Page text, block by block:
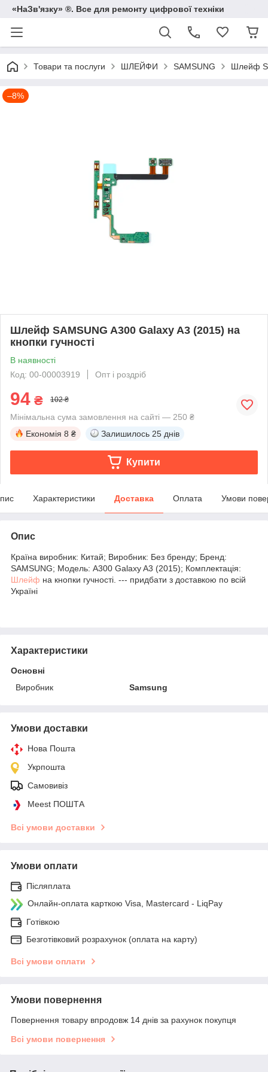
«НаЗв'язку» ®. Все для ремонту цифрової техніки
Товари та послуги ШЛЕЙФИ SAMSUNG Шлейф
–8%
Шлейф SAMSUNG A300 Galaxy A3 (2015) на
кнопки гучності
В наявності
Код: 00-00003919
Опт і роздріб
94 ₴ 102 ₴
Мінімальна сума замовлення на сайті — 250 ₴
Економія 8 ₴ Залишилось 25 днів
Купити
Характеристики Доставка Оплата Умови
Опис
Країна виробник: Китай; Виробник: Без бренду; Бренд:
SAMSUNG; Модель: A300 Galaxy A3 (2015); Комплектація:
Шлейф на кнопки гучності. --- придбати з доставкою по всій
Україні
Характеристики
Основні
Виробник
Samsung
Умови доставки
Нова Пошта
Укрпошта
Самовивіз
Meest ПОШТА
Всі умови доставки
Умови оплати
Післяплата
Онлайн-оплата карткою Visa, Mastercard - LiqPay
Готівкою
Безготівковий розрахунок (оплата на карту)
Всі умови оплати
Умови повернення
Повернення товару впродовж 14 днів за рахунок покупця
Всі умови повернення